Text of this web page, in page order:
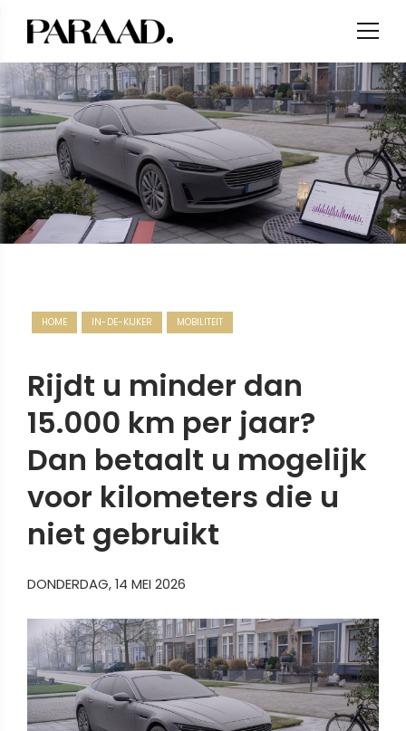
HOME IN-DE-KIJKER MOBILITEIT
Rijdt u minder dan
15.000 km per jaar?
Dan betaalt u mogelijk
voor kilometers die u
niet gebruikt
DONDERDAG, 14 MEI 2026